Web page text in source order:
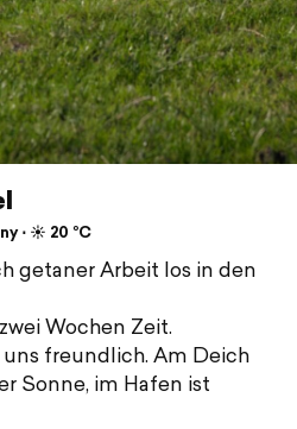
⋅ ☀️ 20 °C
getaner Arbeit los in den
Wochen Zeit.
freundlich. Am Deich
Sonne, im Hafen ist